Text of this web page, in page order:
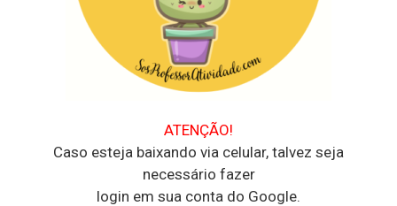
ATENÇÃO!
Caso esteja baixando via celular, talvez seja
necessário fazer
login em sua conta do Google.